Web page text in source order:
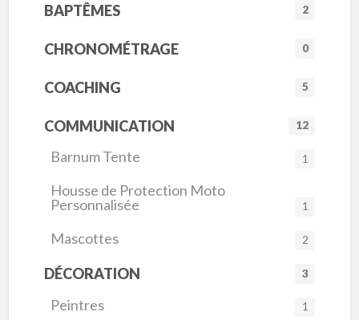
BAPTÊMES 2
CHRONOMÉTRAGE 0
COACHING 5
COMMUNICATION 12
Barnum Tente 1
Housse de Protection Moto
Personnalisée
1
Mascottes 2
DÉCORATION 3
Peintres 1